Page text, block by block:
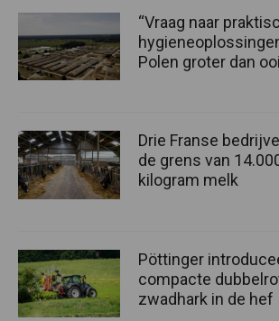
“Vraag naar
Polen groter dan
Drie Franse
de grens van
kilogram melk
Pöttinger
compacte
zwadhark in de hef